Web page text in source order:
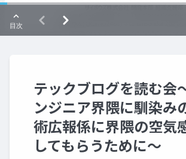
テックブログを読む
ンジニア界隈に馴染み
術広報係に界隈の空気
してもらうために〜